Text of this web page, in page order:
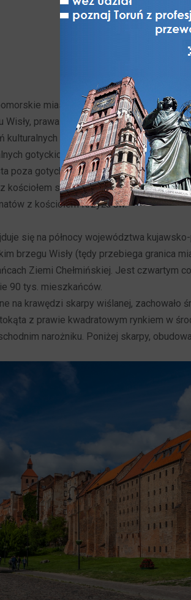
O
miasto położone między
Wisły, prawa miejskie optrzymało w
kulturalnych i artystycznych.
gotyckich spichrzy, co tworzy
poza gotyckimi zabytkami
kościołem się Ducha, kolegium jezuickie
z kościołem Krzyża św.
się na północy województwa
brzegu Wisły (tędy przebiega granica
Ziemi Chełmińskiej. Jest czwartym
90 tys. mieszkańców.
na krawędzi skarpy wiślanej, zachowało
z prawie kwadratowym rynkiem w
narożniku. Poniżej skarpy,